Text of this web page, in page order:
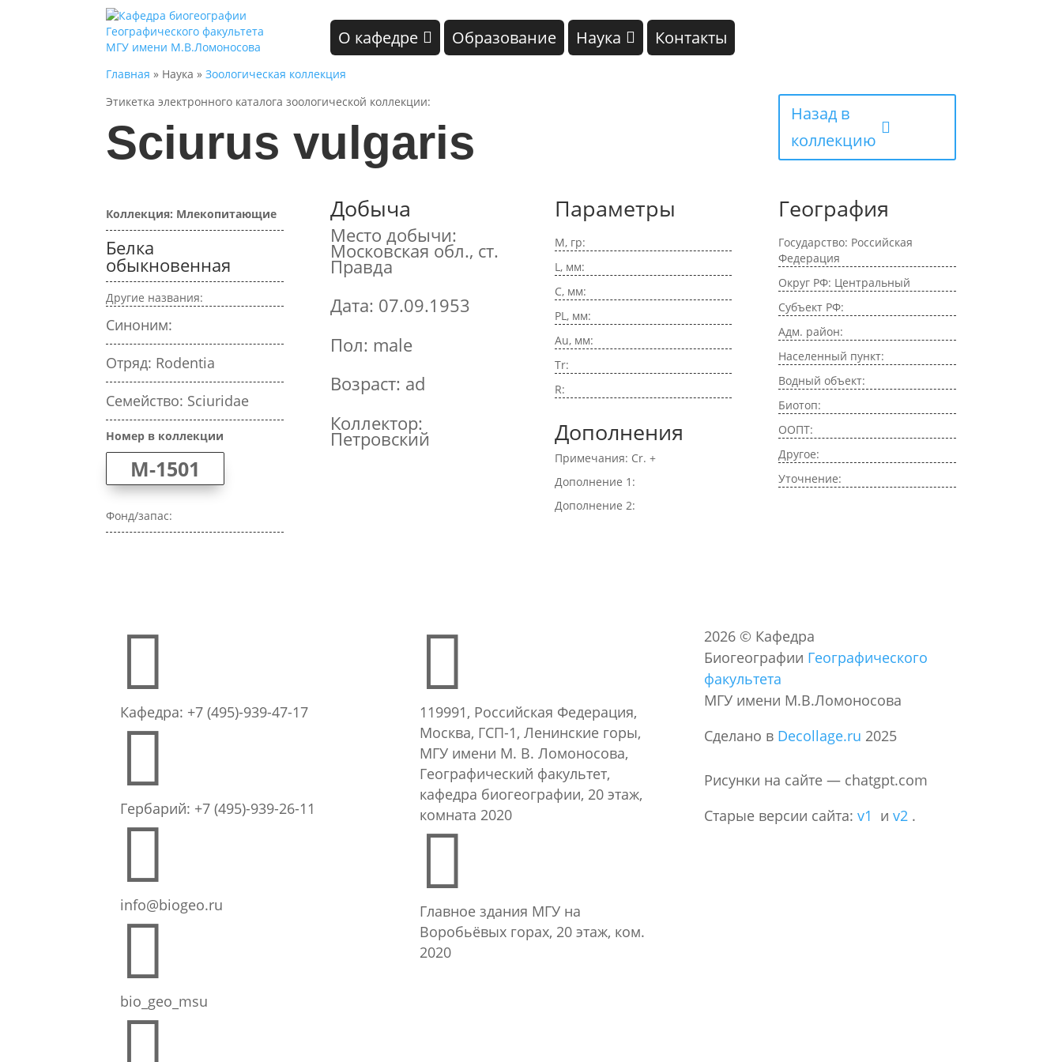
О кафедре Образование Наука Контакты
Главная » Наука »Зоологическая коллекция
Этикетка электронного каталога зоологической коллекции:
Sciurus vulgaris
Назад в
коллекцию
Коллекция: Млекопитающие
Белка
обыкновенная
Другие названия:
Синоним:
Отряд: Rodentia
Семейство: Sciuridae
Номер в коллекции
M-1501
Фонд/запас:
Добыча
Место добычи:
Московская обл., ст.
Правда
Дата: 07.09.1953
Пол: male
Возраст: ad
Коллектор:
Петровский
Параметры
M, гр:
L, мм:
C, мм:
PL, мм:
Au, мм:
Tr:
R:
Дополнения
Примечания: Cr. +
Дополнение 1:
Дополнение 2:
География
Государство: Российская
Федерация
Округ РФ: Центральный
Субъект РФ:
Адм. район:
Населенный пункт:
Водный объект:
Биотоп:
ООПТ:
Другое:
Уточнение:

Кафедра: +7 (495)-939-47-17

Гербарий: +7 (495)-939-26-11

info@biogeo.ru

bio_geo_msu

119991, Российская Федерация,
Москва, ГСП-1, Ленинские горы,
МГУ имени М. В. Ломоносова,
Географический факультет,
кафедра биогеографии, 20 этаж,
комната 2020

Главное здания МГУ на
Воробьёвых горах, 20 этаж, ком.
2020
2026 © Кафедра
Биогеографии Географического
факультета
МГУ имени М.В.Ломоносова
Сделано в Decollage.ru 2025
Рисунки на сайте — chatgpt.com
Старые версии сайта: v1 и v2 .